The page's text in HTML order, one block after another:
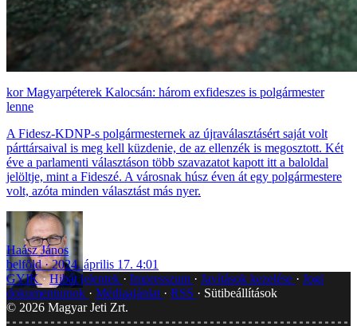
Magyarpéterek Kalocsán: három exfideszes is polgármester
lenne
A Fidesz-KDNP-s polgármesternek az újraválasztásért saját volt
párttársaival is meg kell küzdenie, de az ellenzék is megosztott. Két
éve a parlamenti választáson több szavazatot kapott itt a baloldal
jelöltje, mint a Fideszé. A városnak húsz éven át egy polgármestere
volt, azóta minden választást más nyer.
Haász János
belföld
2024. április 17. 4:01
GYIK Hibát jelentek Impresszum Javítások kezelése
Jogi
dokumentumok
Médiaajánlat RSS
Sütibeállítások
© 2026 Magyar Jeti Zrt.